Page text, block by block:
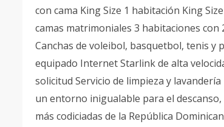
con cama King Size 1 habitación King
camas matrimoniales 3 habitaciones con
Canchas de voleibol, basquetbol, tenis
equipado Internet Starlink de alta
solicitud Servicio de limpieza y
un entorno inigualable para el
más codiciadas de la República